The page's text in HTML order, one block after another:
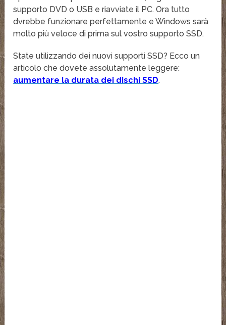
supporto DVD o USB e riavviate il PC. Ora tutto
dvrebbe funzionare perfettamente e Windows sarà
molto più veloce di prima sul vostro supporto SSD.
State utilizzando dei nuovi supporti SSD? Ecco un
articolo che dovete assolutamente leggere:
aumentare la durata dei dischi SSD.